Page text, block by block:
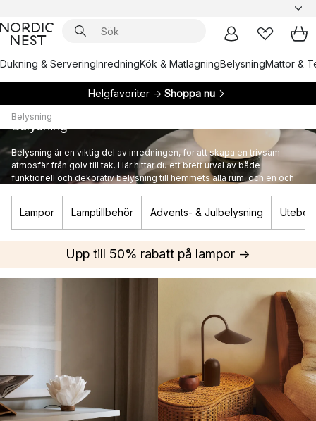
Dukning & ServeringInredningKök & MatlagningBelysningMattor &
Helgfavoriter → Shoppa nu
Belysning
Belysning
Belysning är en viktig del av inredningen, för att skapa en trivsam
atmosfär från golv till tak. Här hittar du ett brett urval av både
funktionell och dekorativ belysning till hemmets alla rum, och en och
Lampor Lamptillbehör Advents- & Julbelysning
Upp till 50% rabatt på lampor →